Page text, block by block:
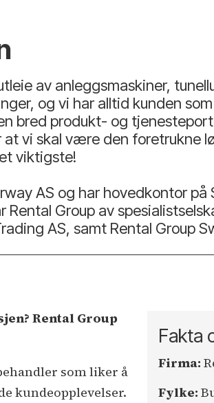
av anleggsmaskiner,
og vi har alltid kunden
bred produkt- og
vi skal være den foretrukne
viktigste!
AS og har hovedkontor på
Group av
AS, samt Rental Group
Fakta
Firma:
Fylke:
Rental Group
som liker å
kundeopplevelser.